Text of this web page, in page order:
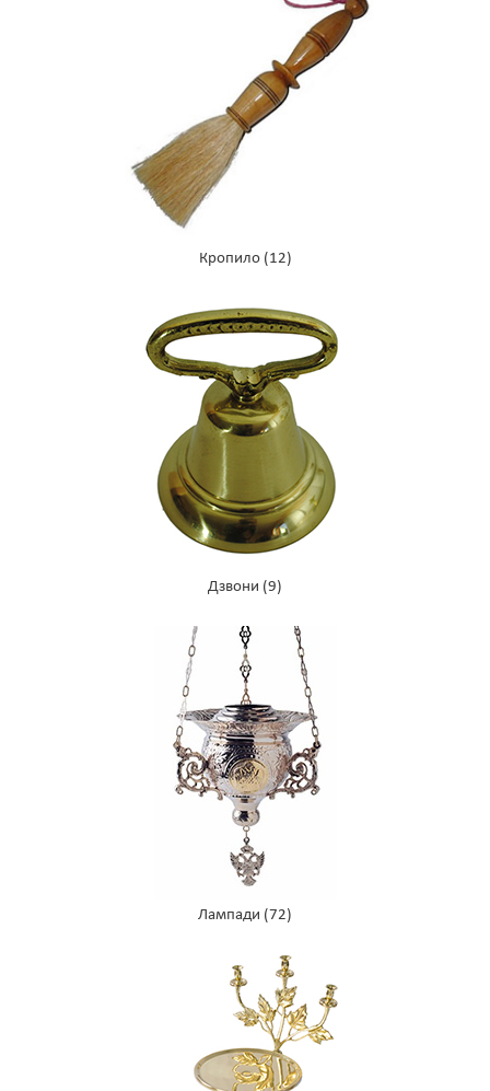
Кропило(12)
Дзвони (9)
Лампади (72)